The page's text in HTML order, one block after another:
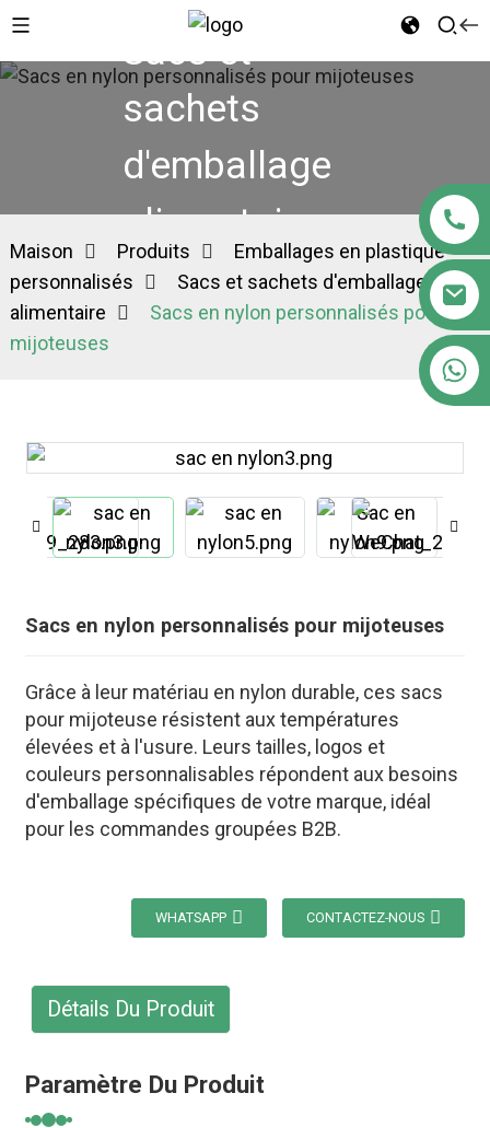
Sacs et
sachets
d'emballage
alimentaire
Maison Produits
Emballages en plastique
personnalisés
Sacs et sachets d'emballage
alimentaire
Sacs en nylon personnalisés pour
mijoteuses
Sacs en nylon personnalisés pour mijoteuses
Grâce à leur matériau en nylon durable, ces sacs
pour mijoteuse résistent aux températures
élevées et à l'usure. Leurs tailles, logos et
couleurs personnalisables répondent aux besoins
d'emballage spécifiques de votre marque, idéal
pour les commandes groupées B2B.
WHATSAPP CONTACTEZ-NOUS
Détails Du Produit
Paramètre Du Produit